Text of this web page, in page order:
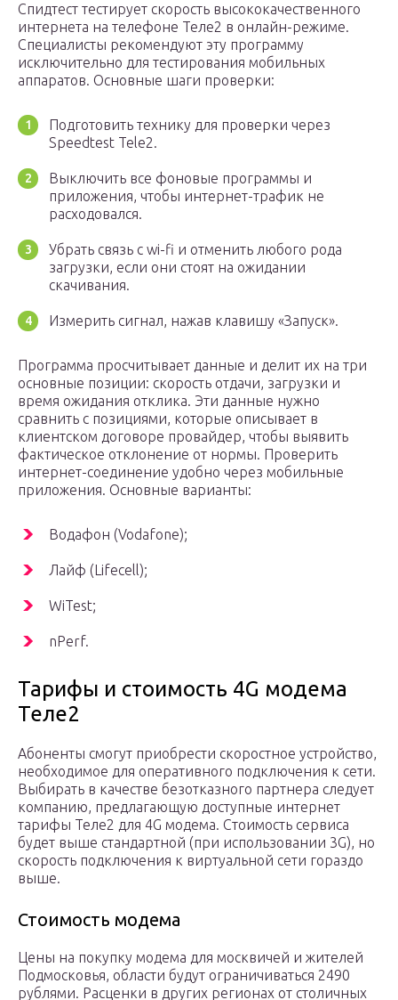
Спидтест тестирует скорость высококачественного
интернета на телефоне Теле2 в онлайн-режиме.
Специалисты рекомендуют эту программу
исключительно для тестирования мобильных
аппаратов. Основные шаги проверки:
Подготовить технику для проверки через
Speedtest Tele2.
Выключить все фоновые программы и
приложения, чтобы интернет-трафик не
расходовался.
Убрать связь с wi-fi и отменить любого рода
загрузки, если они стоят на ожидании
скачивания.
Измерить сигнал, нажав клавишу «Запуск».
Программа просчитывает данные и делит их на три
основные позиции: скорость отдачи, загрузки и
время ожидания отклика. Эти данные нужно
сравнить с позициями, которые описывает в
клиентском договоре провайдер, чтобы выявить
фактическое отклонение от нормы. Проверить
интернет-соединение удобно через мобильные
приложения. Основные варианты:
Водафон (Vodafone);
Лайф (Lifecell);
WiTest;
nPerf.
Тарифы и стоимость 4G модема
Теле2
Абоненты смогут приобрести скоростное устройство,
необходимое для оперативного подключения к сети.
Выбирать в качестве безотказного партнера следует
компанию, предлагающую доступные интернет
тарифы Теле2 для 4G модема. Стоимость сервиса
будет выше стандартной (при использовании 3G), но
скорость подключения к виртуальной сети гораздо
выше.
Стоимость модема
Цены на покупку модема для москвичей и жителей
Подмосковья, области будут ограничиваться 2490
рублями. Расценки в других регионах от столичных